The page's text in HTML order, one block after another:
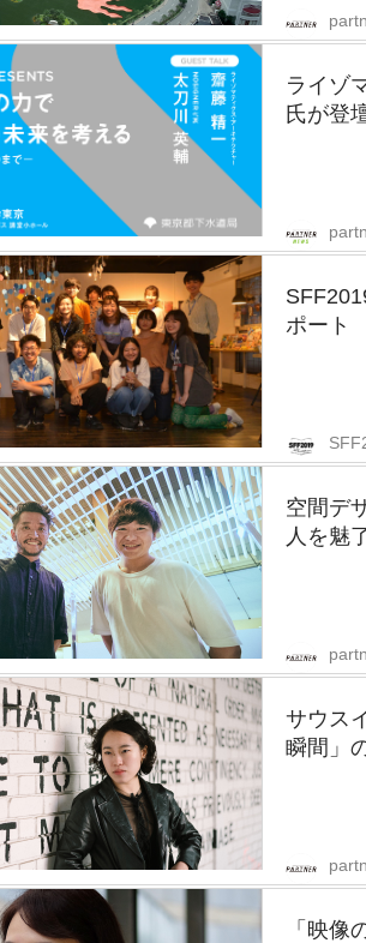
ライゾ
氏が登
ポート
空間デ
人を魅
サウス
瞬間」
「映像